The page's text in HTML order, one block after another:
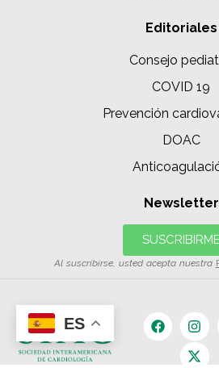
Editoriales
Consejo
COVID 19
Prevención
DOAC
Newsletter
SUSCRIBIRME
Al suscribirse, usted acepta nuestra
ES